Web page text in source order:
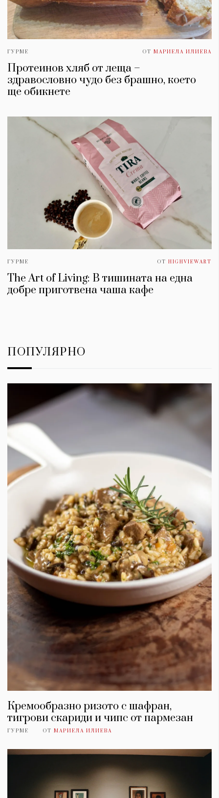
ГУРМЕ ОТ МАРИЕЛА ИЛИЕВА
Протеинов хляб от леща –
здравословно чудо без брашно, което
ще обикнете
ГУРМЕ ОТ HIGHVIEWART
The Art of Living: В тишината на една
добре приготвена чаша кафе
ПОПУЛЯРНО
Кремообразно ризото с шафран,
тигрови скариди и чипс от пармезан
ГУРМЕ ОТ МАРИЕЛА ИЛИЕВА